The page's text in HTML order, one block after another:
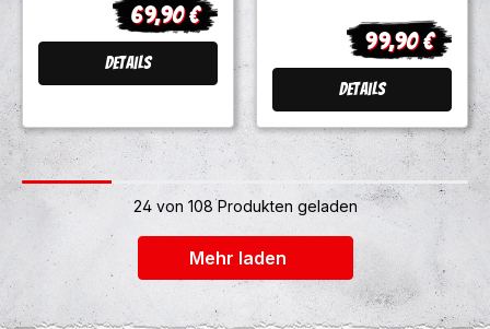
Regulärer Preis:
69,90 €
Details
Regulärer
99,90 €
Details
24 von 108 Produkten geladen
Mehr laden